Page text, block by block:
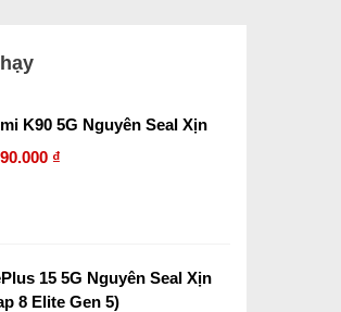
K90 5G Nguyên Seal Xịn
₫
15 5G Nguyên Seal Xịn
8 Elite Gen 5)